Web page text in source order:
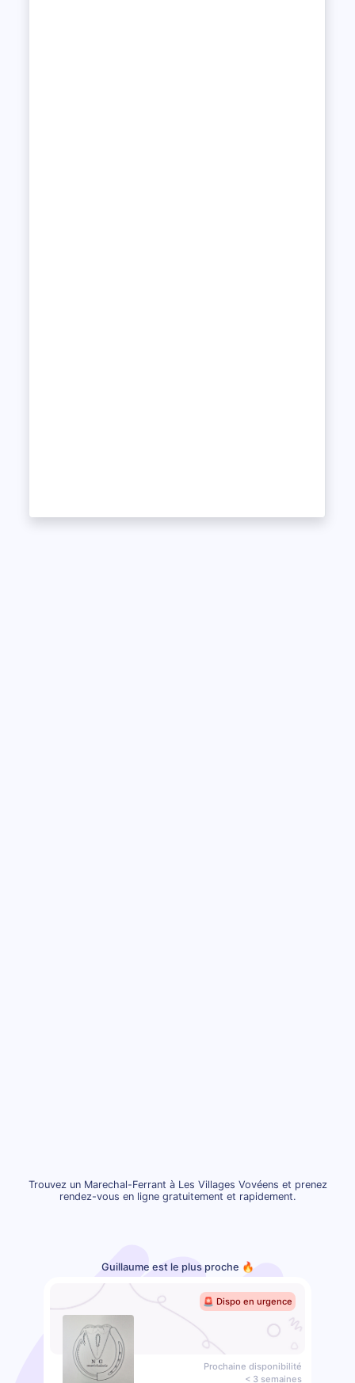
Trouvez un Marechal-Ferrant à Les Villages Vovéens et prenez
rendez-vous en ligne gratuitement et rapidement.
Guillaume est le plus proche 🔥
🚨 Dispo en urgence
Prochaine disponibilité
< 3 semaines